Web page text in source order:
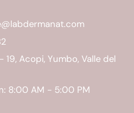
Acopi, Yumbo, Valle del
8:00 AM - 5:00 PM